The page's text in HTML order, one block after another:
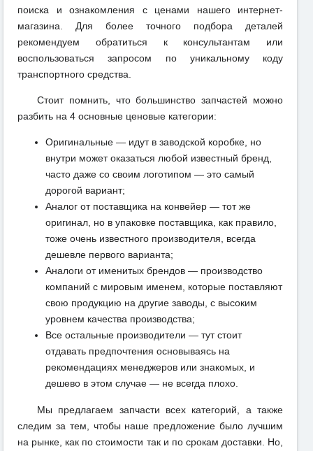
поиска и ознакомления с ценами нашего интернет-
магазина. Для более точного подбора деталей
рекомендуем обратиться к консультантам или
воспользоваться запросом по уникальному коду
транспортного средства.
Стоит помнить, что большинство запчастей можно
разбить на 4 основные ценовые категории:
Оригинальные — идут в заводской коробке, но
внутри может оказаться любой известный бренд,
часто даже со своим логотипом — это самый
дорогой вариант;
Аналог от поставщика на конвейер — тот же
оригинал, но в упаковке поставщика, как правило,
тоже очень известного производителя, всегда
дешевле первого варианта;
Аналоги от именитых брендов — производство
компаний с мировым именем, которые поставляют
свою продукцию на другие заводы, с высоким
уровнем качества производства;
Все остальные производители — тут стоит
отдавать предпочтения основываясь на
рекомендациях менеджеров или знакомых, и
дешево в этом случае — не всегда плохо.
Мы предлагаем запчасти всех категорий, а также
следим за тем, чтобы наше предложение было лучшим
на рынке, как по стоимости так и по срокам доставки. Но,